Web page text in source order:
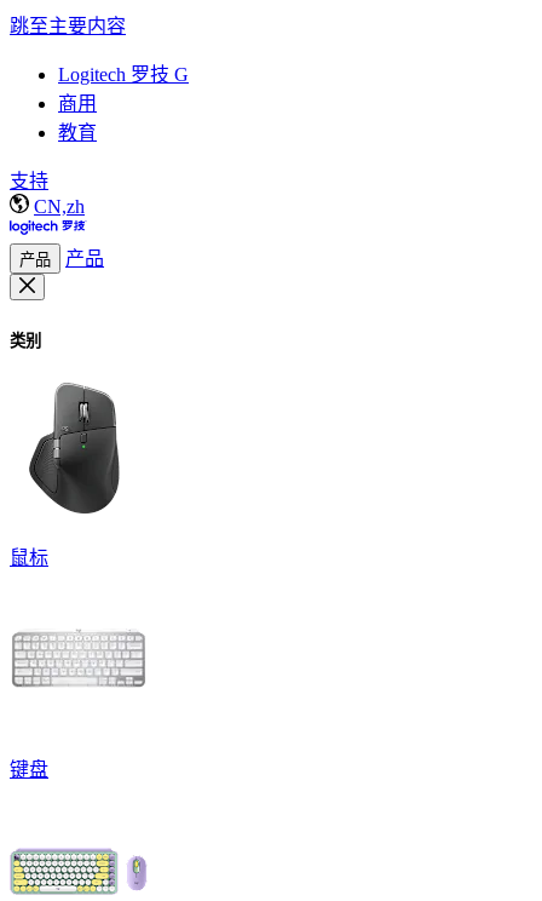
跳至主要内容
Logitech 罗技 G
商用
教育
支持
CN,zh
产品 产品
类别
鼠标
键盘